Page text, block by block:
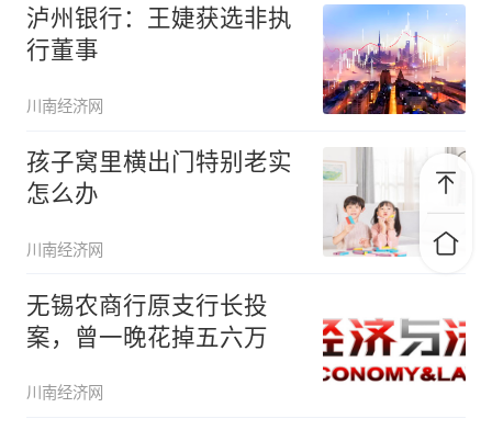
泸州银行：王婕获选非执
行董事
川南经济网
孩子窝里横出门特别老实
怎么办
川南经济网
无锡农商行原支行长投
案，曾一晚花掉五六万
川南经济网